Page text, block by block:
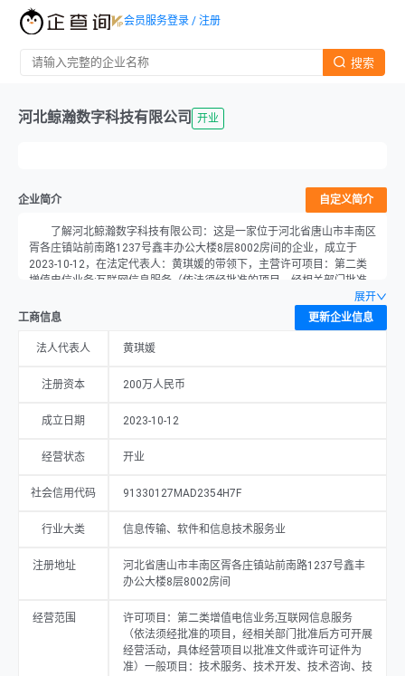
搜索
会员服务登录 / 注册
河北鲸瀚数字科技有限公司 开业
企业简介 自定义简介
了解河北鲸瀚数字科技有限公司：这是一家位于河北省唐山市丰南区
胥各庄镇站前南路1237号鑫丰办公大楼8层8002房间的企业，成立于
2023-10-12，在法定代表人：黄琪媛的带领下，主营许可项目：第二类
增值电信业务;互联网信息服务（依法须经批准的项目，经相关部门批准
后方可开展经营活动，具体经营项目以批准文件或许可证件为准）一般项
目：技术服务、技术开发、技术咨询、技术交流、技术转让、技术推广;
会议及展览服务（出国办展须经相关部门审批）;软件开发;软件外包服务;
数字文化创意软件开发;网络与信息安全软件开发;业务培训（不含教育培
务;互联网销售（除销售需要许可的商品）;数据处理和存储支持服务;企业
服务;数字文化创意内容应用服务;数字内容制作服务（不含出版发行）;商
计、代理;广告发布;广告制作;总质量4.5吨及以下普通货运车辆道路货物运
法自主开展经营活动），注册资本为200万元，当前经营状况为开业。
展开
工商信息
更新企业信息
法人代表人 黄琪媛
注册资本 200万人民币
成立日期 2023-10-12
经营状态 开业
社会信用代码 91330127MAD2354H7F
行业大类 信息传输、软件和信息技术服务业
注册地址
河北省唐山市丰南区胥各庄镇站前南路1237号鑫丰
办公大楼8层8002房间
经营范围
许可项目：第二类增值电信业务;互联网信息服务
（依法须经批准的项目，经相关部门批准后方可开展
经营活动，具体经营项目以批准文件或许可证件为
准）一般项目：技术服务、技术开发、技术咨询、技